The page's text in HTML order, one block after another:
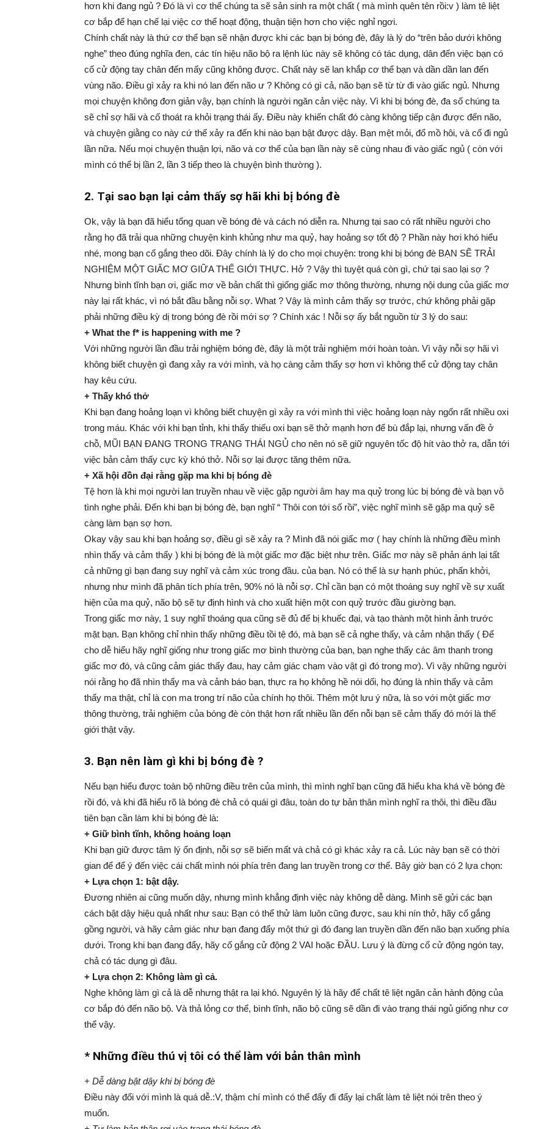
hơn khi đang ngủ ? Đó là vì cơ thể chúng ta sẽ sản sinh ra một chất ( mà mình quên tên rồi:v ) làm tê liệt
cơ bắp để hạn chế lại việc cơ thể hoạt động, thuận tiện hơn cho việc nghỉ ngơi.
Chính chất này là thứ cơ thể bạn sẽ nhận được khi các bạn bị bóng đè, đây là lý do “trên bảo dưới không
nghe” theo đúng nghĩa đen, các tín hiệu não bộ ra lệnh lúc này sẽ không có tác dụng, dân đến việc bạn có
cố cử động tay chân đến mấy cũng không được. Chất này sẽ lan khắp cơ thể bạn và dần dần lan đến
vùng não. Điều gì xảy ra khi nó lan đến não ư ? Không có gì cả, não bạn sẽ từ từ đi vào giấc ngủ. Nhưng
mọi chuyện không đơn giản vậy, bạn chính là người ngăn cản việc này. Vì khi bị bóng đè, đa số chúng ta
sẽ chỉ sợ hãi và cố thoát ra khỏi trạng thái ấy. Điều này khiến chất đó càng không tiếp cận được đến não,
và chuyện giằng co này cứ thế xảy ra đến khi nào bạn bật được dậy. Bạn mệt mỏi, đổ mồ hôi, và cố đi ngủ
lần nữa. Nếu mọi chuyện thuận lợi, não và cơ thể của bạn lần này sẽ cùng nhau đi vào giấc ngủ ( còn với
mình có thể bị lần 2, lần 3 tiếp theo là chuyện bình thường ).
2. Tại sao bạn lại cảm thấy sợ hãi khi bị bóng đè
Ok, vậy là bạn đã hiểu tổng quan về bóng đè và cách nó diễn ra. Nhưng tại sao có rất nhiều người cho
rằng họ đã trải qua những chuyện kinh khủng như ma quỷ, hay hoảng sợ tốt độ ? Phần này hơi khó hiểu
nhé, mong bạn cố gắng theo dõi. Đây chính là lý do cho mọi chuyện: trong khi bị bóng đè BẠN SẼ TRẢI
NGHIỆM MỘT GIẤC MƠ GIỮA THẾ GIỚI THỰC. Hở ? Vậy thì tuyệt quá còn gì, chứ tại sao lại sợ ?
Nhưng bình tĩnh bạn ơi, giấc mơ về bản chất thì giống giấc mơ thông thường, nhưng nội dung của giấc mơ
này lại rất khác, vì nó bắt đầu bằng nỗi sợ. What ? Vậy là mình cảm thấy sợ trước, chứ không phải gặp
phải những điều kỳ dị trong bóng đè rồi mới sợ ? Chính xác ! Nỗi sợ ấy bắt nguồn từ 3 lý do sau:
+ What the f* is happening with me ?
Với những người lần đầu trải nghiệm bóng đè, đây là một trải nghiệm mới hoàn toàn. Vì vậy nỗi sợ hãi vì
không biết chuyện gì đang xảy ra với mình, và họ càng cảm thấy sợ hơn vì không thể cử động tay chân
hay kêu cứu.
+ Thấy khó thở
Khi bạn đang hoảng loạn vì không biết chuyện gì xảy ra với mình thì việc hoảng loạn này ngốn rất nhiều oxi
trong máu. Khác với khi bạn tỉnh, khi thấy thiếu oxi bạn sẽ thở mạnh hơn để bù đắp lại, nhưng vấn đề ở
chỗ, MŨI BẠN ĐANG TRONG TRẠNG THÁI NGỦ cho nên nó sẽ giữ nguyên tốc độ hít vào thở ra, dẫn tới
việc bản cảm thấy cực kỳ khó thở. Nỗi sợ lại được tăng thêm nữa.
+ Xã hội đồn đại rằng gặp ma khi bị bóng đè
Tệ hơn là khi mọi người lan truyền nhau về việc gặp người âm hay ma quỷ trong lúc bị bóng đè và bạn vô
tình nghe phải. Đến khi bạn bị bóng đè, bạn nghĩ “ Thôi con tới số rồi”, việc nghĩ mình sẽ gặp ma quỷ sẽ
càng làm bạn sợ hơn.
Okay vậy sau khi bạn hoảng sợ, điều gì sẽ xảy ra ? Mình đã nói giấc mơ ( hay chính là những điều mình
nhìn thấy và cảm thấy ) khi bị bóng đè là một giấc mơ đặc biệt như trên. Giấc mơ này sẽ phản ánh lại tất
cả những gì bạn đang suy nghĩ và cảm xúc trong đầu. của bạn. Nó có thể là sự hạnh phúc, phấn khởi,
nhưng như mình đã phân tích phía trên, 90% nó là nỗi sợ. Chỉ cần bạn có một thoáng suy nghĩ về sự xuất
hiện của ma quỷ, não bộ sẽ tự định hình và cho xuất hiện một con quỷ trước đầu giường bạn.
Trong giấc mơ này, 1 suy nghĩ thoáng qua cũng sẽ đủ để bị khuếc đại, và tạo thành một hình ảnh trước
mặt bạn. Bạn không chỉ nhìn thấy những điều tồi tệ đó, mà bạn sẽ cả nghe thấy, và cảm nhận thấy ( Để
cho dễ hiểu hãy nghĩ giống như trong giấc mơ bình thường của bạn, bạn nghe thấy các âm thanh trong
giấc mơ đó, và cũng cảm giác thấy đau, hay cảm giác chạm vào vật gì đó trong mơ). Vì vậy những người
nói rằng họ đã nhìn thấy ma và cảnh báo bạn, thực ra họ không hề nói dối, họ đúng là nhìn thấy và cảm
thấy ma thật, chỉ là con ma trong trí não của chính họ thôi. Thêm một lưu ý nữa, là so với một giấc mơ
thông thường, trải nghiệm của bóng đè còn thật hơn rất nhiều lần đến nỗi bạn sẽ cảm thấy đó mới là thế
giới thật vậy.
3. Bạn nên làm gì khi bị bóng đè ?
Nếu bạn hiểu được toàn bộ những điều trên của mình, thì mình nghĩ bạn cũng đã hiểu kha khá về bóng đè
rồi đó, và khi đã hiểu rõ là bóng đè chả có quái gì đâu, toàn do tự bản thân mình nghĩ ra thôi, thì điều đầu
tiên bạn cần làm khi bị bóng đè là:
+ Giữ bình tĩnh, không hoảng loạn
Khi bạn giữ được tâm lý ổn định, nỗi sợ sẽ biến mất và chả có gì khác xảy ra cả. Lúc này bạn sẽ có thời
gian để để ý đến việc cái chất mình nói phía trên đang lan truyền trong cơ thể. Bây giờ bạn có 2 lựa chọn:
+ Lựa chọn 1: bật dậy.
Đương nhiên ai cũng muốn dậy, nhưng mình khẳng định việc này không dễ dàng. Mình sẽ gửi các bạn
cách bật dậy hiệu quả nhất như sau: Bạn có thể thử làm luôn cũng được, sau khi nín thở, hãy cố gắng
gồng người, và hãy cảm giác như bạn đang đẩy một thứ gì đó đang lan truyền dần đến não bạn xuống phía
dưới. Trong khi bạn đang đẩy, hãy cố gắng cử động 2 VAI hoặc ĐẦU. Lưu ý là đừng cố cử động ngón tay,
chả có tác dụng gì đâu.
+ Lựa chọn 2: Không làm gì cả.
Nghe không làm gì cả là dễ nhưng thật ra lại khó. Nguyên lý là hãy để chất tê liệt ngăn cản hành động của
cơ bắp đó đến não bộ. Và thả lỏng cơ thể, bình tĩnh, não bộ cũng sẽ dần đi vào trạng thái ngủ giống như cơ
thể vậy.
* Những điều thú vị tôi có thể làm với bản thân mình
+ Dễ dàng bật dậy khi bị bóng đè
Điều này đối với mình là quá dễ.:V, thậm chí mình có thể đẩy đi đẩy lại chất làm tê liệt nói trên theo ý
muốn.